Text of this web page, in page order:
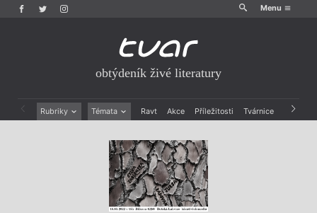
Menu
obtýdeník živé literatury
Rubriky Témata Ravt Akce Příležitosti Tvárnice Archiv
Drobná publicistika
Historie kolonialismu